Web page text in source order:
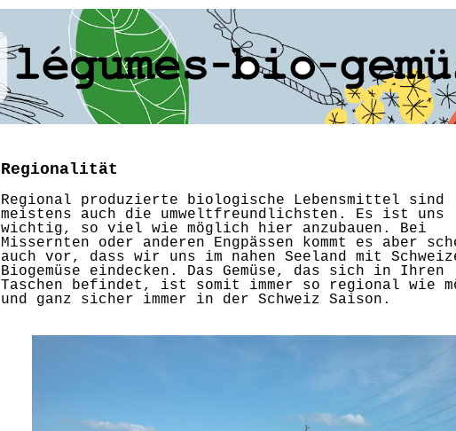
Regionalität
Regional produzierte biologische Lebensmittel sind
meistens auch die umweltfreundlichsten. Es ist uns
wichtig, so viel wie möglich hier anzubauen. Bei
Missernten oder anderen Engpässen kommt es aber
auch vor, dass wir uns im nahen Seeland mit
Biogemüse eindecken. Das Gemüse, das sich in Ihren
Taschen befindet, ist somit immer so regional wie
und ganz sicher immer in der Schweiz Saison.